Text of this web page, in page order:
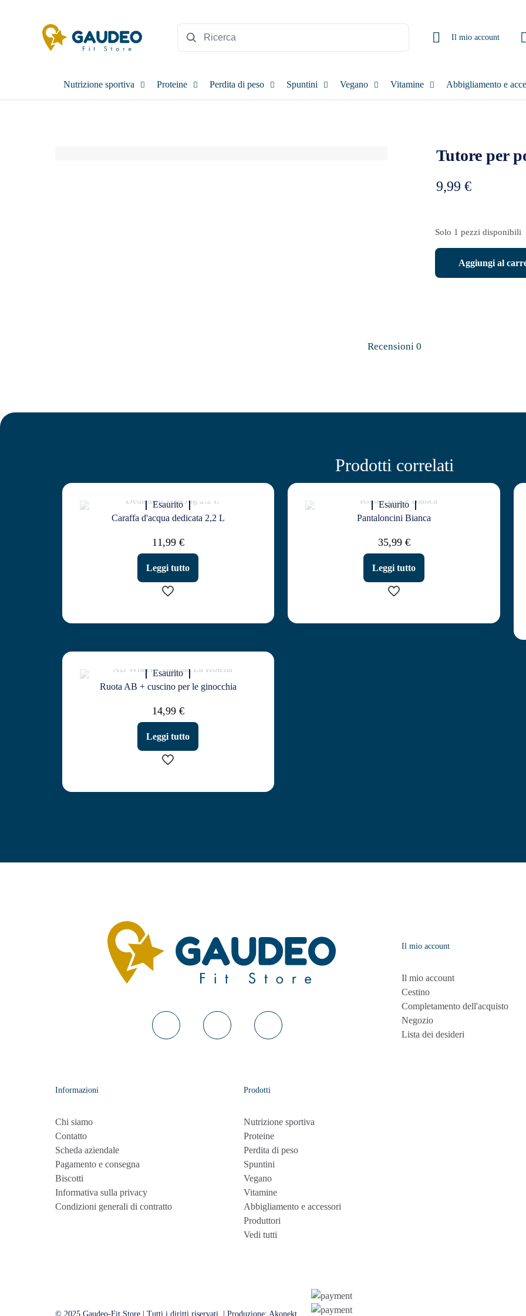
Il mio account
Nutrizione sportiva Proteine Perdita di peso Spuntini Vegano Vitamine Abbigliamento e
Tutore per
9,99 €
Solo 1 pezzi disponibili
OstroVit
Aggiungi al
Recensioni 0
Prodotti correlati
Esaurito
Caraffa d'acqua dedicata 2,2 L
11,99 €
Leggi tutto
Esaurito
Pantaloncini Bianca
35,99 €
Leggi tutto
Esaurito
Ruota AB + cuscino per le ginocchia
14,99 €
Leggi tutto
Il mio account
Il mio account
Cestino
Completamento dell'acquisto
Negozio
Lista dei desideri
Informazioni
Chi siamo
Contatto
Scheda aziendale
Pagamento e consegna
Biscotti
Informativa sulla privacy
Condizioni generali di contratto
Prodotti
Nutrizione sportiva
Proteine
Perdita di peso
Spuntini
Vegano
Vitamine
Abbigliamento e accessori
Produttori
Vedi tutti
© 2025 Gaudeo-Fit Store | Tutti i diritti riservati. | Produzione: Akonekt